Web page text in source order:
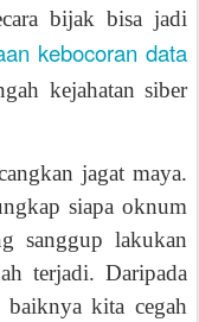
bijak bisa jadi
kebocoran data
kejahatan siber
jagat maya.
siapa oknum
sanggup lakukan
terjadi. Daripada
kita cegah